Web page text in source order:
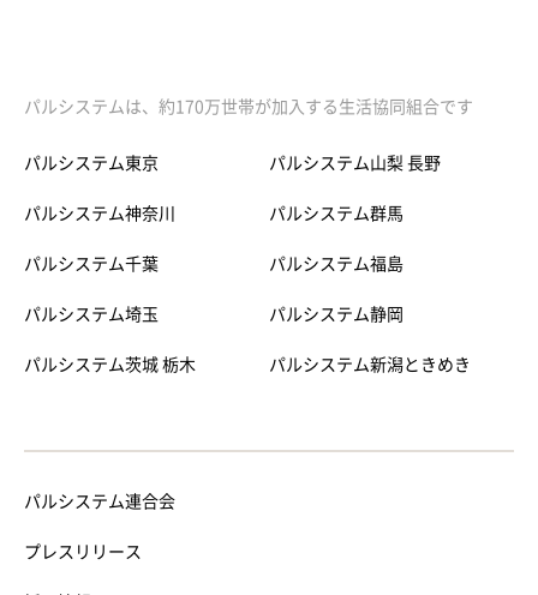
パルシステムは、約170万世帯が加入する生活協同組合です
パルシステム東京
パルシステム神奈川
パルシステム千葉
パルシステム埼玉
パルシステム茨城 栃木
パルシステム山梨 長野
パルシステム群馬
パルシステム福島
パルシステム静岡
パルシステム新潟ときめき
パルシステム連合会
プレスリリース